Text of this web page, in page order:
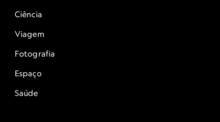
Ciência
Viagem
Fotografia
Espaço
Saúde